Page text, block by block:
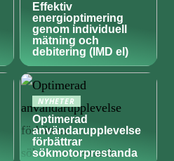
Effektiv
energioptimering
genom individuell
mätning och
debitering (IMD el)
NYHETER
Optimerad
användarupplevelse
förbättrar
sökmotorprestanda